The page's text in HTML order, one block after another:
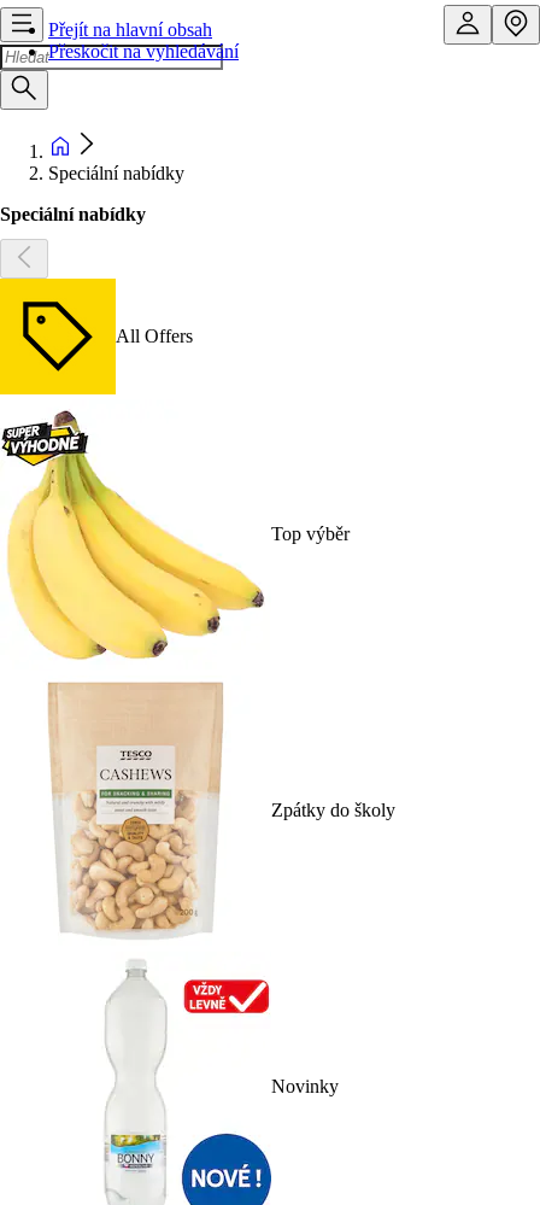
Přejít na hlavní obsah
Přeskočit na vyhledávání
Speciální nabídky
Speciální nabídky
All Offers
Top výběr
Zpátky do školy
Novinky